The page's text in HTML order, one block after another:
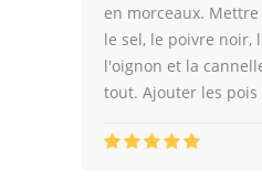
en morceaux.
le sel, le poivre noir,
l'oignon et la
tout. Ajouter les pois